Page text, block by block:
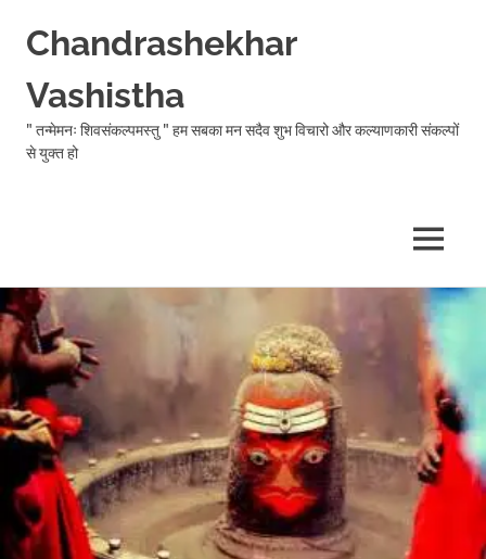
Skip
to
content
Chandrashekhar
Vashistha
" तन्मेमनः शिवसंकल्पमस्तु " हम सबका मन सदैव शुभ विचारो और कल्याणकारी संकल्पों
से युक्त हो
MENU